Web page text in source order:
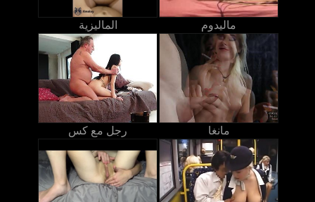
الماليزية ماليدوم
رجل مع كس مانغا